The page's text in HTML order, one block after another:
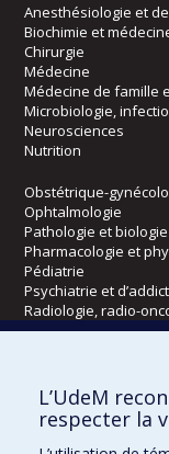
Anesthésiologie et
Biochimie et
Chirurgie
Médecine
Médecine de famille
Microbiologie,
Neurosciences
Nutrition
Obstétrique-
Ophtalmologie
Pathologie et
Pharmacologie et
Pédiatrie
Psychiatrie et
Radiologie, radio-
Écoles
Kinésiologie et des
Orthophonie et
L’UdeM
respecter la